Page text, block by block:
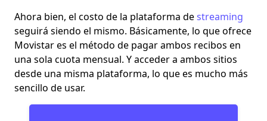
Ahora bien, el costo de la plataforma destreaming
seguirá siendo el mismo. Básicamente, lo que ofrece
Movistar es el método de pagar ambos recibos en
una sola cuota mensual. Y acceder a ambos sitios
desde una misma plataforma, lo que es mucho más
sencillo de usar.